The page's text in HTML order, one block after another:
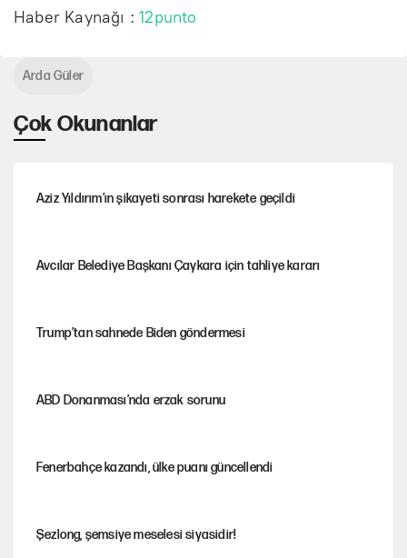
Haber Kaynağı :12punto
Çok Okunanlar
Aziz Yıldırım’ın şikayeti sonrası harekete geçildi
Avcılar Belediye Başkanı Çaykara için tahliye kararı
Trump’tan sahnede Biden göndermesi
ABD Donanması’nda erzak sorunu
Fenerbahçe kazandı, ülke puanı güncellendi
Şezlong, şemsiye meselesi siyasidir!
Arda Güler